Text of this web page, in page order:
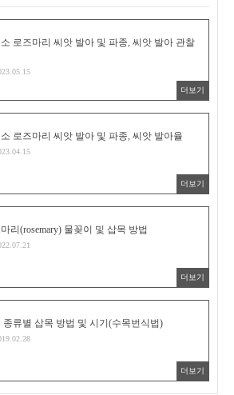
로즈마리 씨앗 발아 및 파종, 씨앗 발아 관찰
더보기
로즈마리 씨앗 발아 및 파종, 씨앗 발아율
더보기
리(rosemary) 물꽂이 및 삽목 방법
더보기
종류별 삽목 방법 및 시기(수목번식법)
더보기